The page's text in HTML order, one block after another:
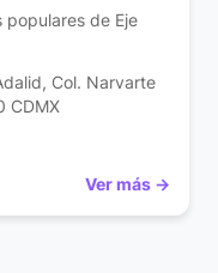
populares de Eje
Col. Narvarte
CDMX
Ver más →